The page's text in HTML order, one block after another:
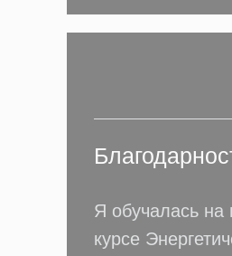
Я обучалась на
курсе